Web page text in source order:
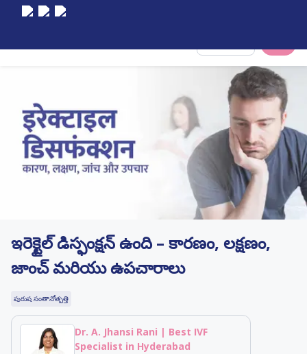
ఇరెక్టైల్ డిస్ఫంక్షన్ ఉంది – కారణం, లక్షణం,
జాంచ్ మరియు ఉపచారాలు
పురుష సంతానోత్పత్తి
Dr. A. Jhansi Rani | Best IVF
Specialist in Hyderabad